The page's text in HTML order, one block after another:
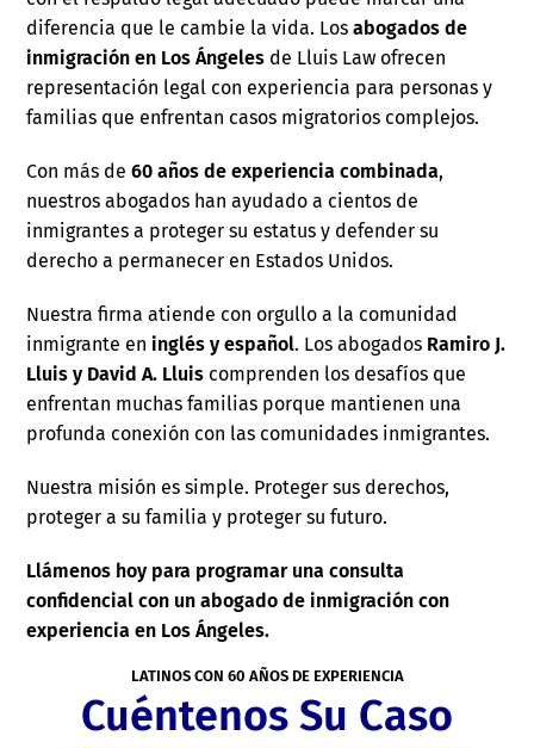
diferencia que le cambie la vida. Losabogados de
inmigración en Los Ángeles de Lluis Law ofrecen
representación legal con experiencia para personas y
familias que enfrentan casos migratorios complejos.
Con más de60 años de experiencia combinada,
nuestros abogados han ayudado a cientos de
inmigrantes a proteger su estatus y defender su
derecho a permanecer en Estados Unidos.
Nuestra firma atiende con orgullo a la comunidad
inmigrante eninglés y español. Los abogados Ramiro J.
Lluis y David A. Lluis comprenden los desafíos que
enfrentan muchas familias porque mantienen una
profunda conexión con las comunidades inmigrantes.
Nuestra misión es simple. Proteger sus derechos,
proteger a su familia y proteger su futuro.
Llámenos hoy para programar una consulta
confidencial con un abogado de inmigración con
experiencia en Los Ángeles.
LATINOS CON 60 AÑOS DE EXPERIENCIA
Cuéntenos Su Caso